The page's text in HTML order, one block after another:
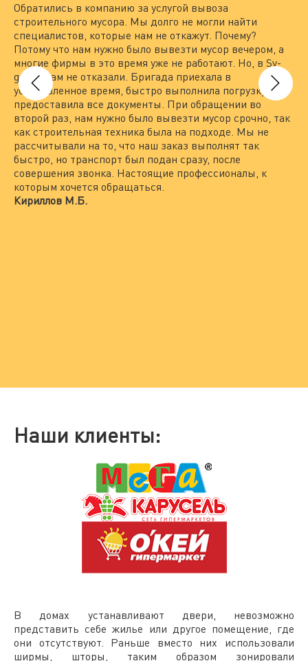
Обратились в компанию за услугой вывоза
строительного мусора. Мы долго не могли найти
специалистов, которые нам не откажут. Почему?
Потому что нам нужно было вывезти мусор вечером, а
многие фирмы в это время уже не работают. Но, в Sv-
group нам не отказали. Бригада приехала в
установленное время, быстро выполнила погрузку и
предоставила все документы. При обращении во
второй раз, нам нужно было вывезти мусор срочно, так
как строительная техника была на подходе. Мы не
рассчитывали на то, что наш заказ выполнят так
быстро, но транспорт был подан сразу, после
совершения звонка. Настоящие профессионалы, к
которым хочется обращаться.
Кириллов М.Б.
Наши клиенты:
В домах устанавливают двери, невозможно
представить себе жилье или другое помещение, где
они отсутствуют. Раньше вместо них использовали
ширмы, шторы, таким образом зонировали